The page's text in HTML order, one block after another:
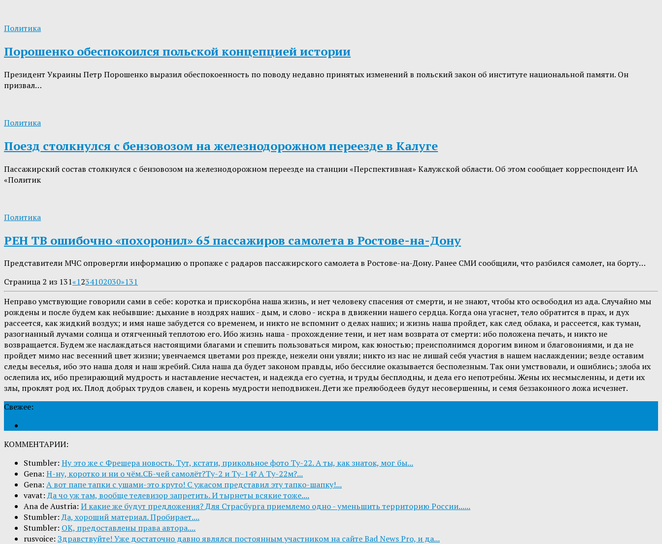
Политика
Порошенко обеспокоился польской концепцией истории
Президент Украины Петр Порошенко выразил обеспокоенность по поводу недавно принятых изменений в польский закон об институте национальной памяти. Он
призвал…
Политика
Поезд столкнулся с бензовозом на железнодорожном переезде в Калуге
Пассажирский состав столкнулся с бензовозом на железнодорожном переезде на станции «Перспективная» Калужской области. Об этом сообщает корреспондент ИА
«Политик
Политика
РЕН ТВ ошибочно «похоронил» 65 пассажиров самолета в Ростове-на-Дону
Представители МЧС опровергли информацию о пропаже с радаров пассажирского самолета в Ростове-на-Дону. Ранее СМИ сообщили, что разбился самолет, на борту…
Страница 2 из 131«1234102030»131
Неправо умствующие говорили сами в себе: коротка и прискорбна наша жизнь, и нет человеку спасения от смерти, и не знают, чтобы кто освободил из ада. Случайно мы
рождены и после будем как небывшие: дыхание в ноздрях наших - дым, и слово - искра в движении нашего сердца. Когда она угаснет, тело обратится в прах, и дух
рассеется, как жидкий воздух; и имя наше забудется со временем, и никто не вспомнит о делах наших; и жизнь наша пройдет, как след облака, и рассеется, как туман,
разогнанный лучами солнца и отягченный теплотою его. Ибо жизнь наша - прохождение тени, и нет нам возврата от смерти: ибо положена печать, и никто не
возвращается. Будем же наслаждаться настоящими благами и спешить пользоваться миром, как юностью; преисполнимся дорогим вином и благовониями, и да не
пройдет мимо нас весенний цвет жизни; увенчаемся цветами роз прежде, нежели они увяли; никто из нас не лишай себя участия в нашем наслаждении; везде оставим
следы веселья, ибо это наша доля и наш жребий. Сила наша да будет законом правды, ибо бессилие оказывается бесполезным. Так они умствовали, и ошиблись; злоба их
ослепила их, ибо презирающий мудрость и наставление несчастен, и надежда его суетна, и труды бесплодны, и дела его непотребны. Жены их несмысленны, и дети их
злы, проклят род их. Плод добрых трудов славен, и корень мудрости неподвижен. Дети же прелюбодеев будут несовершенны, и семя беззаконного ложа исчезнет.
Свежее:
КОММЕНТАРИИ:
Stumbler: Ну это же с Фрешера новость. Тут, кстати, прикольное фото Ту-22. А ты, как знаток, мог бы...
Gena: Н-ну, коротко и ни о чём.СБ-чей самолёт?Ту-2 и Ту-14? А Ту-22м?...
Gena: А вот папе тапки с ушами-это круто! С ужасом представил эту тапко-шапку!...
vavat:Да чо уж там, вообще телевизор запретить. И тырнеты всякие тоже....
Ana de Austria: И какие же будут предложения? Для Страсбурга приемлемо одно - уменьшить территорию России......
Stumbler:Да, хороший материал. Пробирает....
Stumbler: ОК, предоставлены права автора....
rusvoice: Здравствуйте! Уже достаточно давно являлся постоянным участником на сайте Bad News Pro, и да...